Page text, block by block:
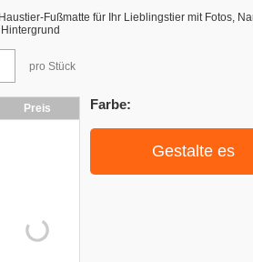
Fußmatte für Ihr Lieblingstier mit Fotos,
pro Stück
Preis
Farbe:
Gestalte es